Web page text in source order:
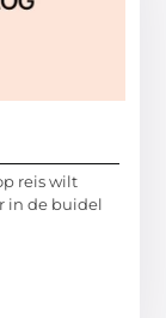
reis wilt
in de buidel